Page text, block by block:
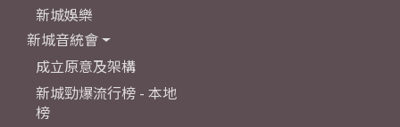
新城娛樂
新城音統會
成立原意及架構
新城勁爆流行榜 - 本地
榜